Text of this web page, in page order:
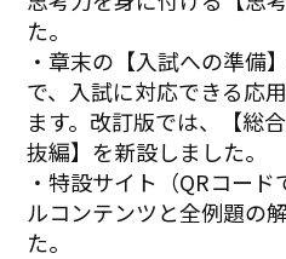
た。
・章末の【入試への準備
で、入試に対応できる応
ます。改訂版では、【総
抜編】を新設しました。
・特設サイト（QRコー
ルコンテンツと全例題の
た。